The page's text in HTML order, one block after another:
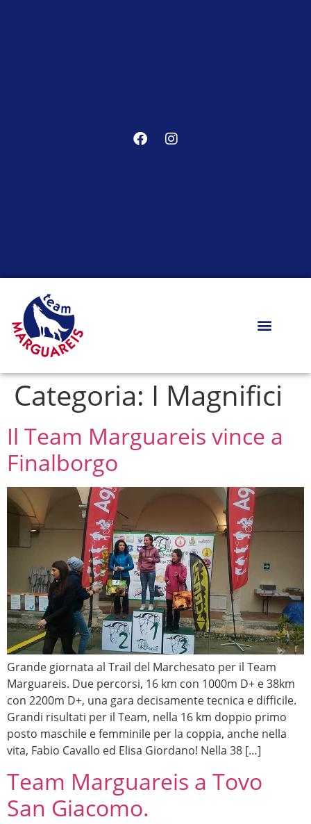
Categoria: I Magnifici
Il Team Marguareis vince a
Finalborgo
Grande giornata al Trail del Marchesato per il Team
Marguareis. Due percorsi, 16 km con 1000m D+ e 38km
con 2200m D+, una gara decisamente tecnica e difficile.
Grandi risultati per il Team, nella 16 km doppio primo
posto maschile e femminile per la coppia, anche nella
vita, Fabio Cavallo ed Elisa Giordano! Nella 38 […]
Team Marguareis a Tovo
San Giacomo.